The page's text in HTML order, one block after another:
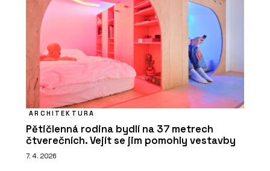
ARCHITEKTURA
Pětičlenná rodina bydlí na 37 metrech
čtverečních. Vejít se jim pomohly vestavby
7. 4. 2026